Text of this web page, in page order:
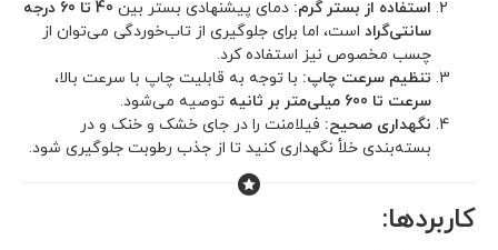
استفاده از بستر گرم: دمای پیشنهادی بستر بین
40 تا 60 درجه
سانتی‌گراد است، اما برای جلوگیری از تاب‌خوردگی می‌توان از
چسب مخصوص نیز استفاده کرد.
تنظیم سرعت چاپ: با توجه به قابلیت چاپ با سرعت بالا،
سرعت تا 600 میلی‌متر بر ثانیه
توصیه می‌شود.
نگهداری صحیح: فیلامنت را در جای خشک و خنک و در
بسته‌بندی خلأ نگهداری کنید تا از جذب رطوبت جلوگیری شود.
کاربردها: